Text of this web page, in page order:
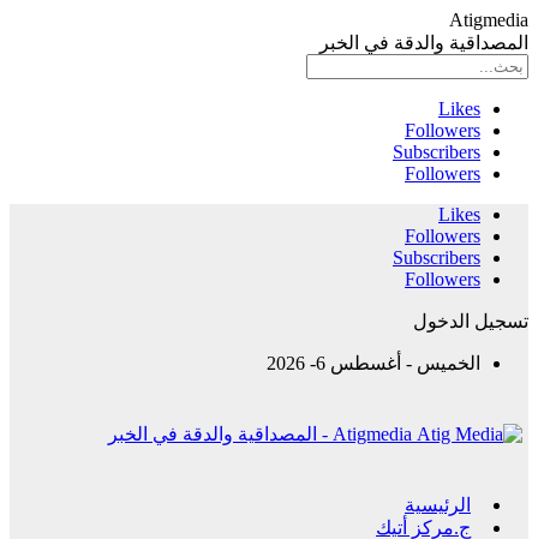
Atigmedia
المصداقية والدقة في الخبر
Likes
Followers
Subscribers
Followers
Likes
Followers
Subscribers
Followers
تسجيل الدخول
الخميس - أغسطس 6- 2026
Atigmedia - المصداقية والدقة في الخبر
الرئيسية
ج.مركز أتيك